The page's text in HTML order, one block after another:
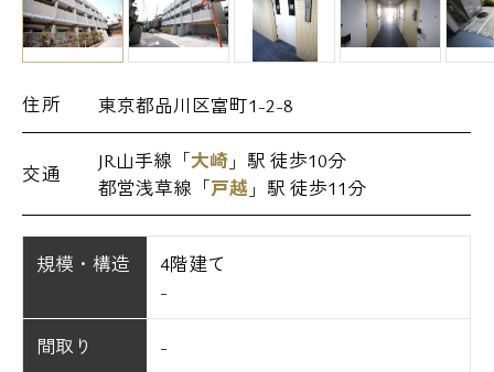
住所 東京都品川区富町1-2-8
交通
JR山手線「大崎 」駅 徒歩10分
都営浅草線「戸越 」駅 徒歩11分
規模・構造
4階建て
-
間取り -